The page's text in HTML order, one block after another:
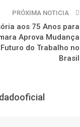
PRÓXIMA NOTICIA
aos 75 Anos para
Aprova Mudança
do Trabalho no
Brasil